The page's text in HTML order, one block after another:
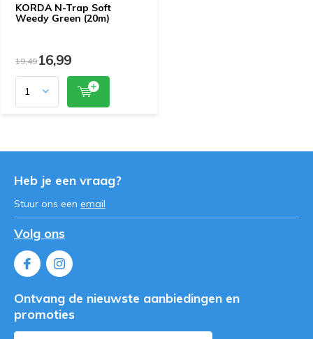
KORDA N-Trap Soft
Weedy Green (20m)
19,4916,99
Heb je een vraag?
Stuur ons een email
Volg ons
Ontvang de nieuwste aanbiedingen en
promoties